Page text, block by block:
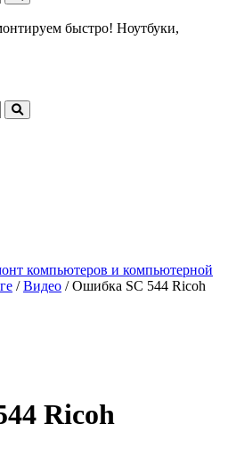
быстро! Ноутбуки,
компьютеров и компьютерной
/ Видео / Ошибка SC 544 Ricoh
Ricoh